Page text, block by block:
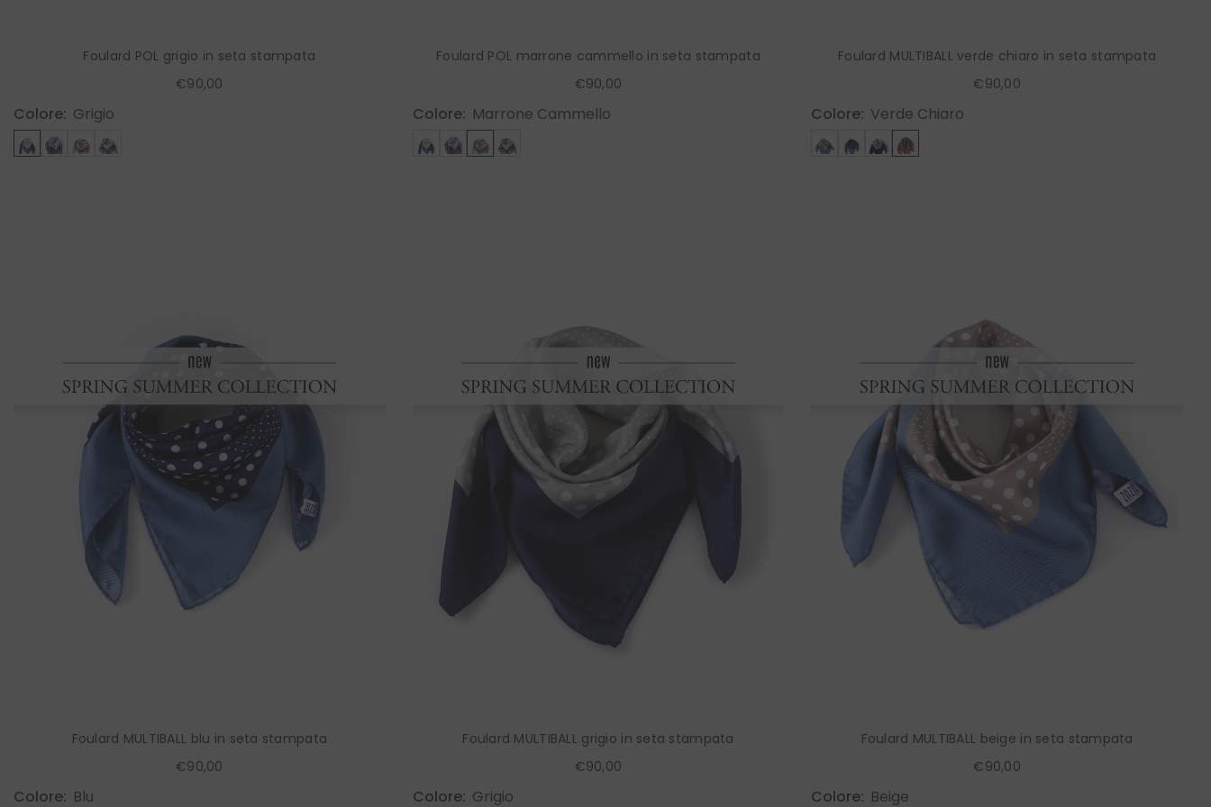
Foulard POL grigio in seta stampata
€90,00
Colore: Grigio
Foulard POL marrone cammello in seta stampata
€90,00
Colore: Marrone Cammello
Foulard MULTIBALL verde chiaro in seta stampata
€90,00
Colore: Verde Chiaro
Foulard MULTIBALL blu in seta stampata
€90,00
Colore: Blu
Foulard MULTIBALL grigio in seta stampata
€90,00
Colore: Grigio
Foulard MULTIBALL beige in seta stampata
€90,00
Colore: Beige